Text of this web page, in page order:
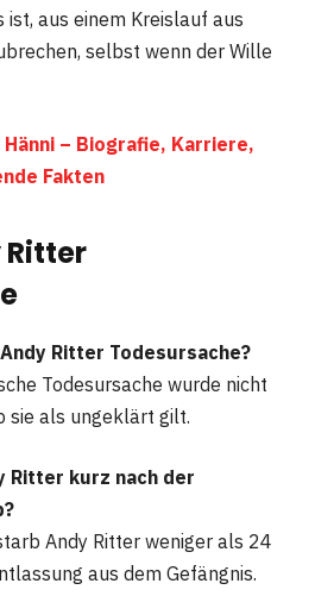
ist, aus einem Kreislauf aus
selbst wenn der Wille
Hänni – Biografie, Karriere,
Fakten
Ritter
Ritter Todesursache?
Todesursache wurde nicht
sie als ungeklärt gilt.
Ritter kurz nach der
Andy Ritter weniger als 24
aus dem Gefängnis.